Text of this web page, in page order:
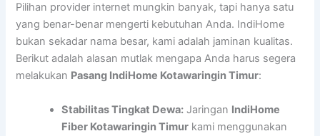
Pilihan provider internet mungkin banyak, tapi hanya satu
yang benar-benar mengerti kebutuhan Anda. IndiHome
bukan sekadar nama besar, kami adalah jaminan kualitas.
Berikut adalah alasan mutlak mengapa Anda harus segera
melakukan Pasang IndiHome Kotawaringin Timur:
Stabilitas Tingkat Dewa: Jaringan IndiHome
Fiber Kotawaringin Timur kami menggunakan